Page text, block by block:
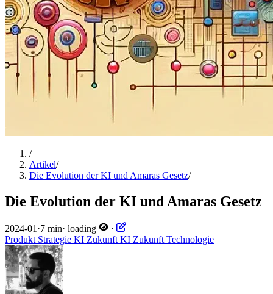
/
Artikel/
Die Evolution der KI und Amaras Gesetz/
Die Evolution der KI und Amaras Gesetz
2024-01 ·7 min· loading
·
Produkt Strategie KI Zukunft KI Zukunft Technologie